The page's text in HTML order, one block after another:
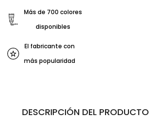
Más de 700 colores
disponibles
El fabricante con
más popularidad
DESCRIPCIÓN DEL PRODUCTO